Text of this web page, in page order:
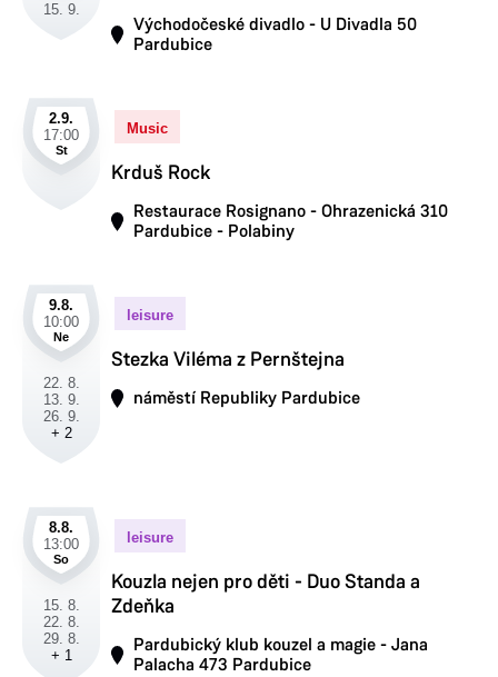
15. 9.
Východočeské divadlo - U Divadla 50
Pardubice
2.9.
17:00
St
Music
Krduš Rock
Restaurace Rosignano - Ohrazenická 310
Pardubice - Polabiny
9.8.
10:00
Ne
22. 8.
13. 9.
26. 9.
+ 2
leisure
Stezka Viléma z Pernštejna
náměstí Republiky Pardubice
8.8.
13:00
So
15. 8.
22. 8.
29. 8.
+ 1
leisure
Kouzla nejen pro děti - Duo Standa a
Zdeňka
Pardubický klub kouzel a magie - Jana
Palacha 473 Pardubice